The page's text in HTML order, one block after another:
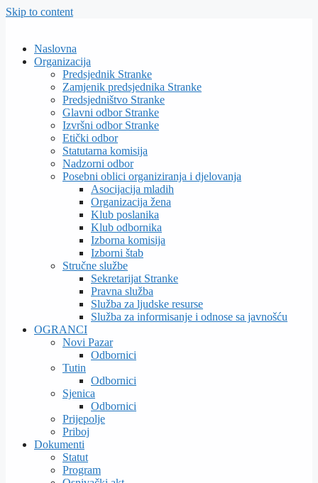
Skip to content
Naslovna
Organizacija
Predsjednik Stranke
Zamjenik predsjednika Stranke
Predsjedništvo Stranke
Glavni odbor Stranke
Izvršni odbor Stranke
Etički odbor
Statutarna komisija
Nadzorni odbor
Posebni oblici organiziranja i djelovanja
Asocijacija mladih
Organizacija žena
Klub poslanika
Klub odbornika
Izborna komisija
Izborni štab
Stručne službe
Sekretarijat Stranke
Pravna služba
Služba za ljudske resurse
Služba za informisanje i odnose sa javnošću
OGRANCI
Novi Pazar
Odbornici
Tutin
Odbornici
Sjenica
Odbornici
Prijepolje
Priboj
Dokumenti
Statut
Program